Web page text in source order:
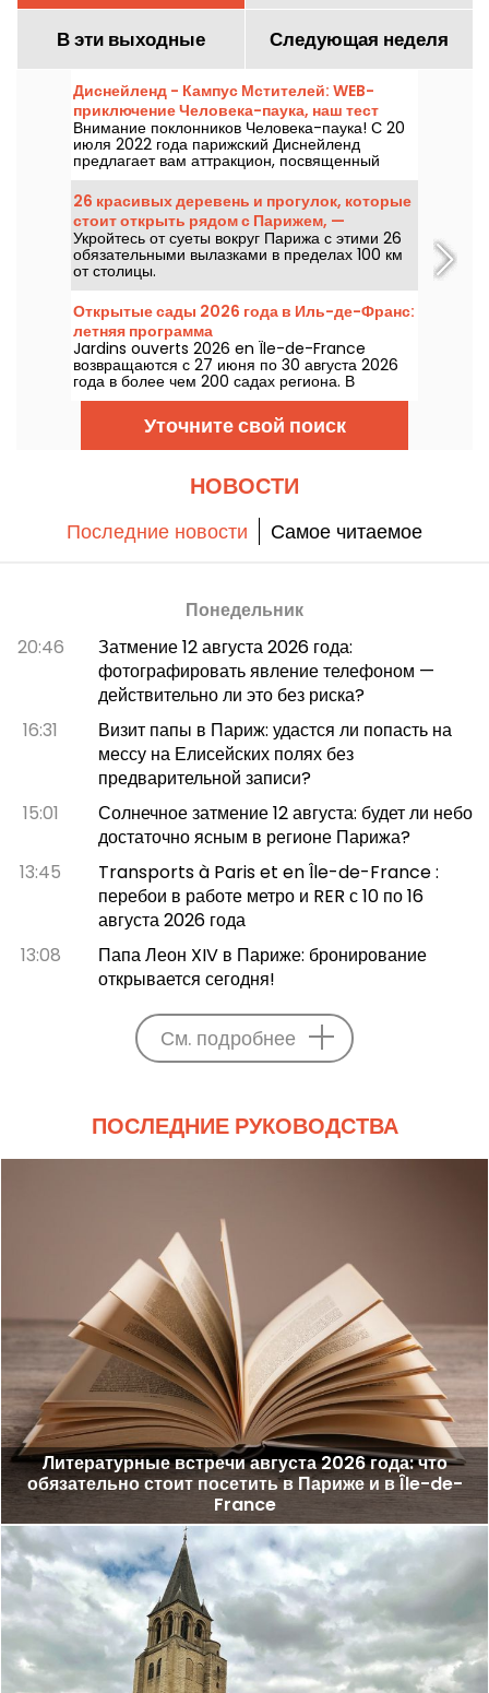
В эти выходные Следующая неделя
Диснейленд - Кампус Мстителей: WEB-
приключение Человека-паука, наш тест
нового аттракциона Marvel
Внимание поклонников Человека-паука! С 20
июля 2022 года парижский Диснейленд
предлагает вам аттракцион, посвященный
Человеку-пауку, в новой стране Marvel. Под
названием Spider-Man W.E.B. Adventure вы
будете дергать за паутину, как Человек-паук, в
семейном аттракционе, который настолько же
веселый, насколько и напряженный... Мы
попробовали, и мы расскажем вам об этом!
26 красивых деревень и прогулок, которые
стоит открыть рядом с Парижем, —
сокровища Иль-де-Франс
Укройтесь от суеты вокруг Парижа с этими 26
обязательными вылазками в пределах 100 км
от столицы.
Открытые сады 2026 года в Иль-де-Франс:
летняя программа
Jardins ouverts 2026 en Île-de-France
возвращаются с 27 июня по 30 августа 2026
года в более чем 200 садах региона. В
программе: концерты, спектакли, экскурсии,
мастер-классы и художественные
инсталляции.Уточните свой поиск
НОВОСТИ
Последние новости Самое читаемое
Понедельник
20:46
Затмение 12 августа 2026 года:
фотографировать явление телефоном —
действительно ли это без риска?
16:31
Визит папы в Париж: удастся ли попасть на
мессу на Елисейских полях без
предварительной записи?
15:01
Солнечное затмение 12 августа: будет ли небо
достаточно ясным в регионе Парижа?
13:45
Transports à Paris et en Île-de-France :
перебои в работе метро и RER с 10 по 16
августа 2026 года
13:08
Папа Леон XIV в Париже: бронирование
открывается сегодня!
См. подробнее
ПОСЛЕДНИЕ РУКОВОДСТВА
Литературные встречи августа 2026 года: что
обязательно стоит посетить в Париже и в Île-de-
France